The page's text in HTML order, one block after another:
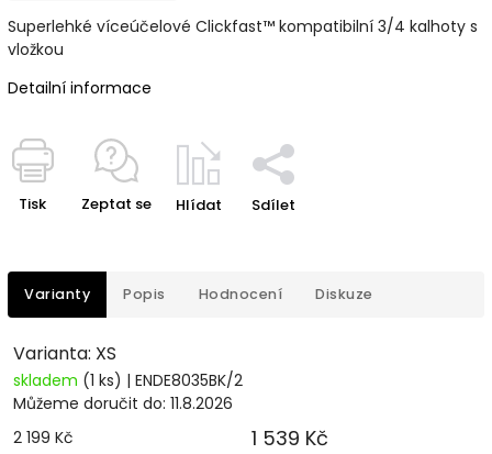
Superlehké víceúčelové Clickfast™ kompatibilní 3/4 kalhoty s
vložkou
Detailní informace
Tisk Zeptat se Hlídat Sdílet
Varianty Popis Hodnocení Diskuze
Varianta: XS
skladem (1 ks) | ENDE8035BK/2
Můžeme doručit do: 11.8.2026
2 199 Kč
1 539 Kč